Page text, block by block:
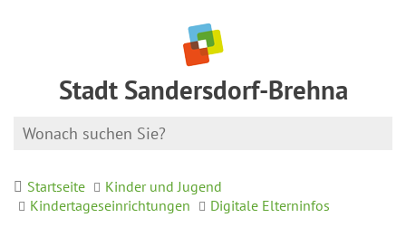
Stadt Sandersdorf-Brehna
Startseite
Kinder und Jugend
Kindertageseinrichtungen
Digitale Elterninfos